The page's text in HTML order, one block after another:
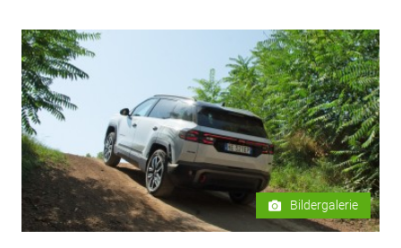
Bildergalerie